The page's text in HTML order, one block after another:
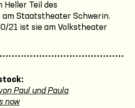
Teil des
am Staatstheater Schwerin.
21 ist sie am Volkstheater
Paul und Paula
now